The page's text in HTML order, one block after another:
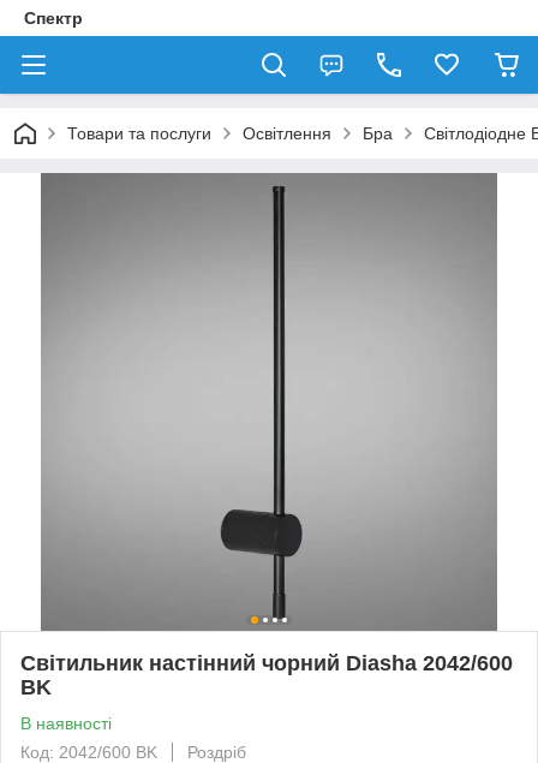
Спектр
Товари та послуги Освітлення Бра Світлодіодне
Світильник настінний чорний Diasha 2042/600
BK
В наявності
Код: 2042/600 BK
Роздріб